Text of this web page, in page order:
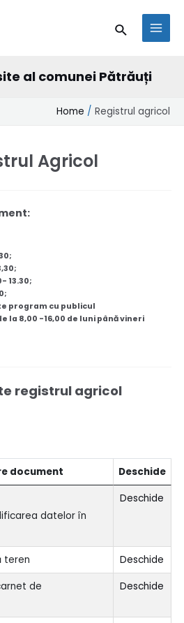
Search
al comunei Pătrăuți
Home Registrul agricol
Agricol
13.30;
program cu publicul
la 8,00 -16,00 de luni până vineri
registrul agricol
document
Deschide
datelor în
Deschide
teren
Deschide
de
Deschide